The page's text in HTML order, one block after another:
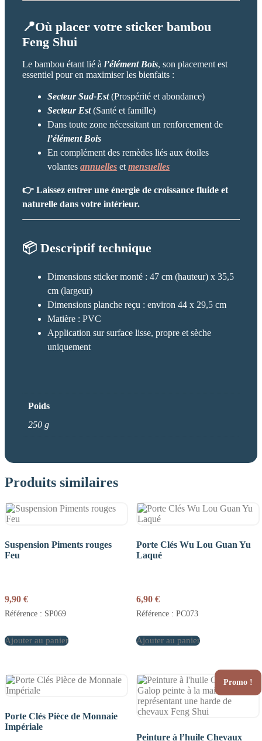
📍Où placer votre sticker bambou
Feng Shui
Le bambou étant lié à l’élément Bois, son placement est
essentiel pour en maximiser les bienfaits :
Secteur Sud-Est (Prospérité et abondance)
Secteur Est(Santé et famille)
Dans toute zone nécessitant un renforcement de
l’élément Bois
En complément des remèdes liés aux étoiles
volantesannuelles etmensuelles
👉 Laissez entrer une énergie de croissance fluide et
naturelle dans votre intérieur.
📦 Descriptif technique
Dimensions sticker monté : 47 cm (hauteur) x 35,5
cm (largeur)
Dimensions planche reçu : environ 44 x 29,5 cm
Matière : PVC
Application sur surface lisse, propre et sèche
uniquement
Poids
250 g
Produits similaires
Suspension Piments rouges
Feu
9,90 €
Référence : SP069
Ajouter au panier
Porte Clés Wu Lou Guan Yu
Laqué
6,90 €
Référence : PC073
Ajouter au panier
Porte Clés Pièce de Monnaie
Impériale
Promo !
Peinture à l’huile Chevaux